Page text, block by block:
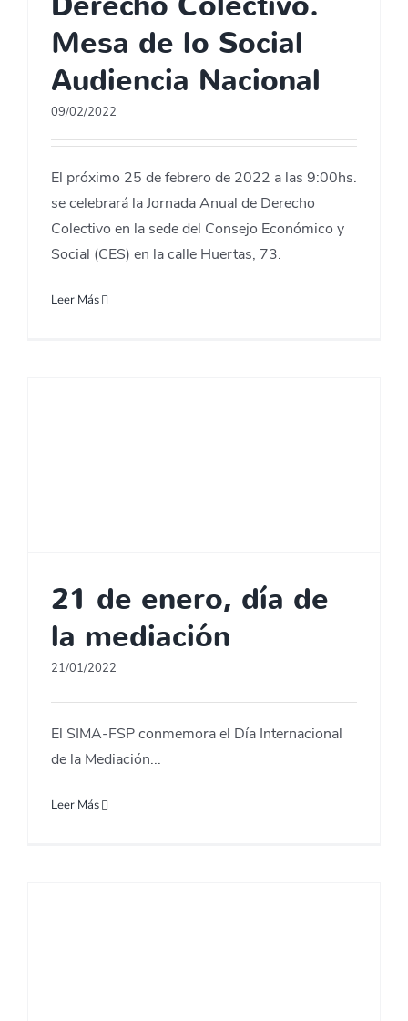
Mesa de lo Social
Audiencia Nacional
09/02/2022
El próximo 25 de febrero de 2022 a las 9:00hs.
se celebrará la Jornada Anual de Derecho
Colectivo en la sede del Consejo Económico y
Social (CES) en la calle Huertas, 73.
Leer Más
21 de enero, día de
la mediación
21/01/2022
El SIMA-FSP conmemora el Día Internacional
de la Mediación...
Leer Más